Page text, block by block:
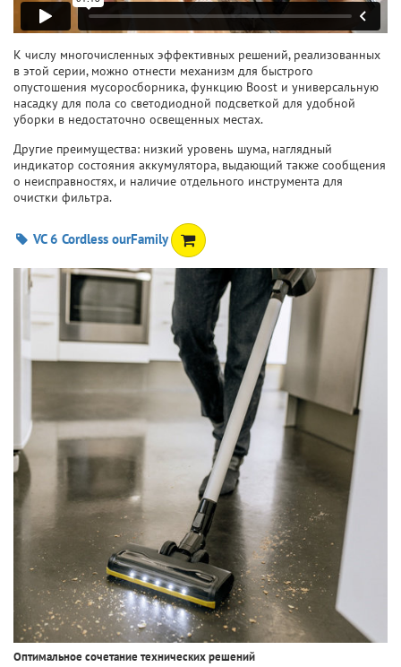
К числу многочисленных эффективных решений, реализованных
в этой серии, можно отнести механизм для быстрого
опустошения мусоросборника, функцию Boost и универсальную
насадку для пола со светодиодной подсветкой для удобной
уборки в недостаточно освещенных местах.
Другие преимущества: низкий уровень шума, наглядный
индикатор состояния аккумулятора, выдающий также сообщения
о неисправностях, и наличие отдельного инструмента для
очистки фильтра.
VC 6 Cordless ourFamily
Оптимальное сочетание технических решений